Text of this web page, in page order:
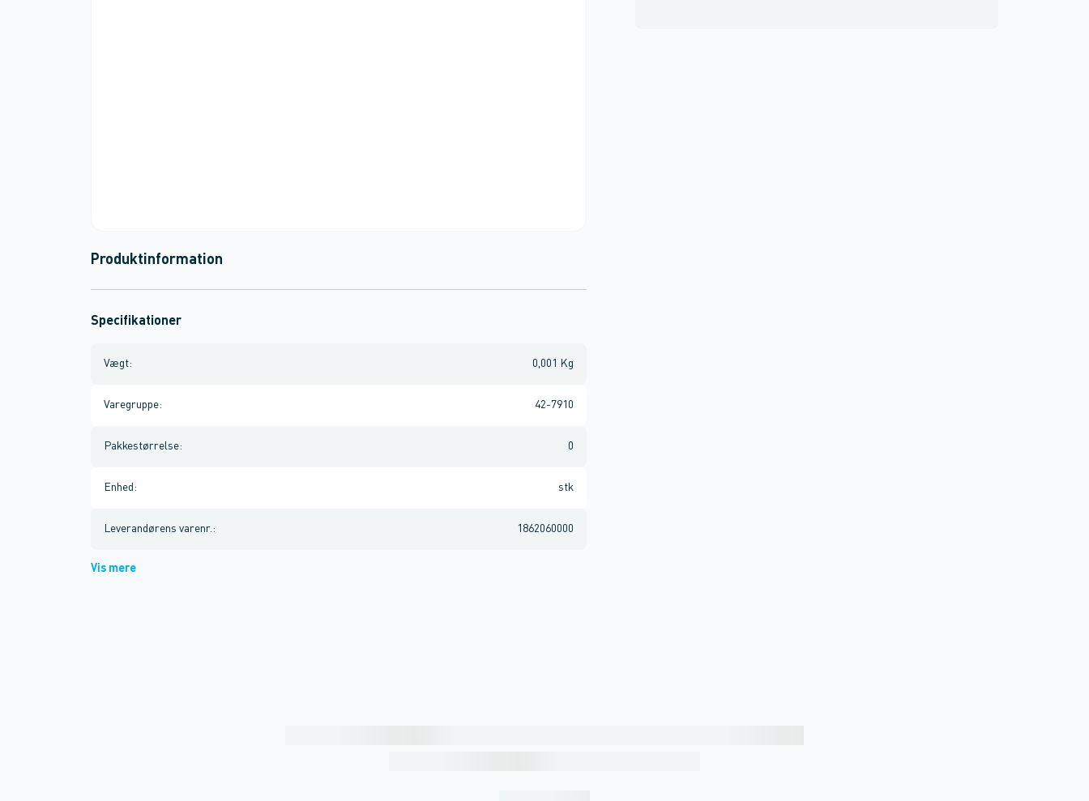
Produktinformation
Specifikationer
Vægt: 0,001 Kg
Varegruppe: 42-7910
Pakkestørrelse: 0
Enhed : stk
Leverandørens varenr. : 1862060000
Vis mere